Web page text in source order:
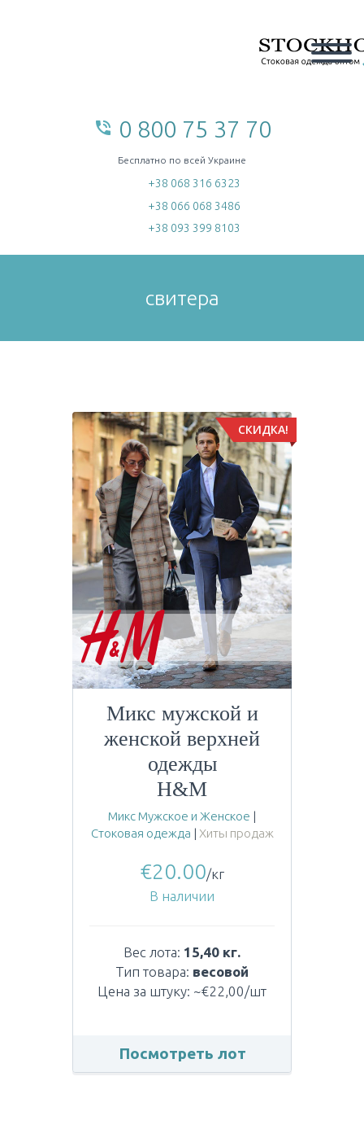
phone_in_talk 0 800 75 37 70
Бесплатно по всей Украине
+38 068 316 6323
+38 066 068 3486
+38 093 399 8103
свитера
СКИДКА!
Микс мужской и
женской верхней
одежды
H&M
Микс Мужское и Женское |
Стоковая одежда | Хиты продаж
€20.00/кг
В наличии
Вес лота: 15,40 кг.
Тип товара: весовой
Цена за штуку: ~€22,00/шт
Посмотреть лот